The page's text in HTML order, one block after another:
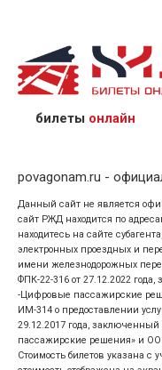
назвав кассиру
предъявив
кого оформлен
билеты онлайн
povagonam.ru -
Данный сайт не является
сайт РЖД находится по
находитесь на сайте
электронных проездных и
имени железнодорожных
ФПК-22-316 от 27.12.2022
-Цифровые пассажирские
ИМ-314 о предоставлении
29.12.2017 года,
пассажирские решения» и
Стоимость билетов указана с